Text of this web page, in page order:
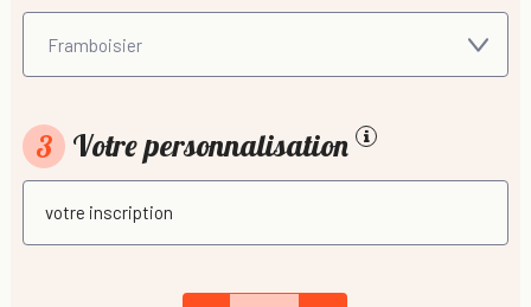
3 Votre personnalisation